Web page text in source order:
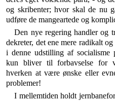
og skribenter; hvor skal de nu
udføre de mangeartede og
Den nye regering handler og
dekreter, det ene mere radikalt
i denne udstilling af socialisme
kun bliver til forbavselse for
hverken at være ønske eller
problemer!
I mellemtiden holdt